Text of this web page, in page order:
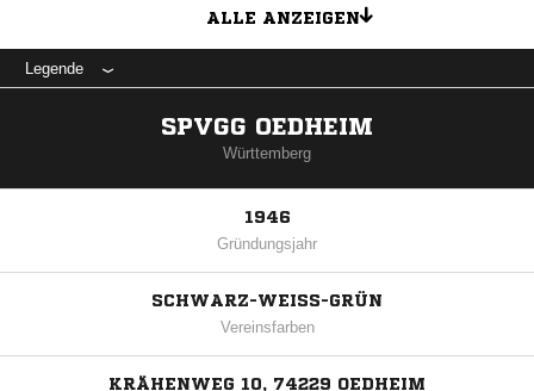
ALLE ANZEIGEN
Legende
SPVGG OEDHEIM
Württemberg
1946
Gründungsjahr
SCHWARZ-WEISS-GRÜN
Vereinsfarben
KRÄHENWEG 10, 74229 OEDHEIM